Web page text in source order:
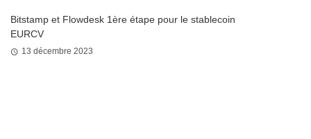
Bitstamp et Flowdesk 1ère étape pour le stablecoin
EURCV
13 décembre 2023